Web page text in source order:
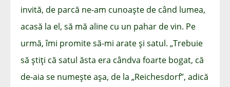
invită, de parcă ne-am cunoaște de când lumea,
acasă la el, să mă aline cu un pahar de vin. Pe
urmă, îmi promite să-mi arate și satul. „Trebuie
să știți că satul ăsta era cândva foarte bogat, că
de-aia se numește așa, de la „Reichesdorf”, adică